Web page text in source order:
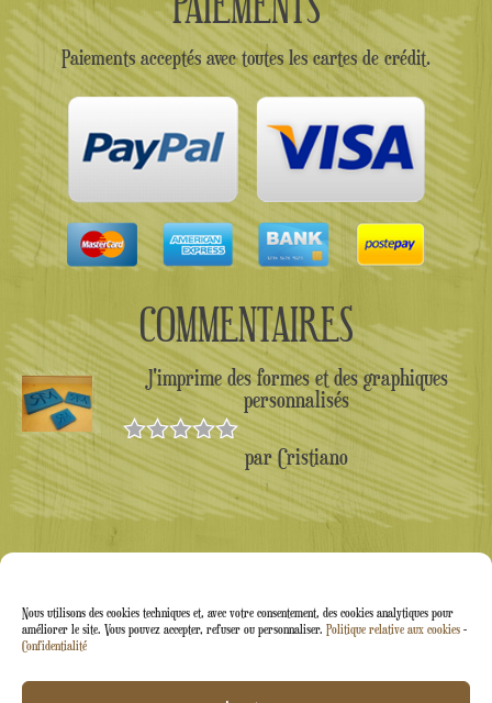
Nous utilisons des cookies techniques et, avec votre consentement, des cookies analytiques pour
améliorer le site. Vous pouvez accepter, refuser ou personnaliser. Politique relative aux cookies -
Confidentialité
Paiements acceptés avec toutes les cartes de crédit.
COMMENTAIRES
J'imprime des formes et des graphiques
personnalisés
Note 5sur
5
par Cristiano
Arti&Inventive ® 2005-2026 | Numéro de TVA :